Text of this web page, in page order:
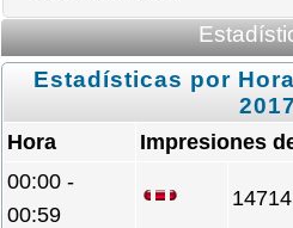
Estadísticas por
2017
Hora
Impresiones
00:00 -
00:59